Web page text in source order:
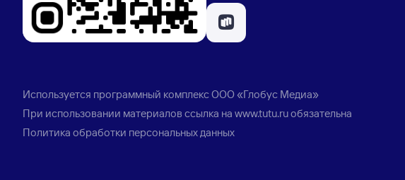
Используется программный комплексООО «Глобус Медиа»
При использовании материалов ссылка на www.tutu.ruобязательна
Политика обработки персональных данных